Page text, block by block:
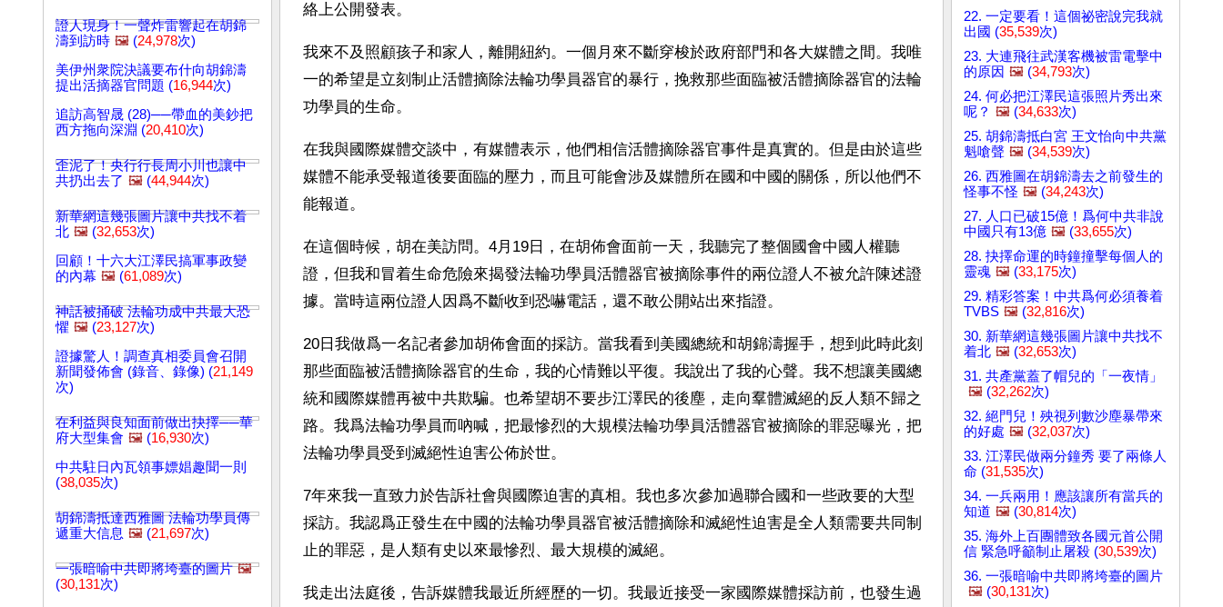
證人現身！一聲炸雷響起在胡錦
濤到訪時 🖼️ (24,978次)
美伊州衆院決議要布什向胡錦濤
提出活摘器官問題 (16,944次)
追訪高智晟 (28)──帶血的美鈔把
西方拖向深淵 (20,410次)
歪泥了！央行行長周小川也讓中
共扔出去了 🖼️ (44,944次)
新華網這幾張圖片讓中共找不着
北 🖼️ (32,653次)
回顧！十六大江澤民搞軍事政變
的內幕 🖼️ (61,089次)
神話被捅破 法輪功成中共最大恐
懼 🖼️ (23,127次)
證據驚人！調查真相委員會召開
新聞發佈會 (錄音、錄像) (21,149
次)
在利益與良知面前做出抉擇──華
府大型集會 🖼️ (16,930次)
中共駐日內瓦領事嫖娼趣聞一則
(38,035次)
胡錦濤抵達西雅圖 法輪功學員傳
遞重大信息 🖼️ (21,697次)
一張暗喻中共即將垮臺的圖片 🖼️
(30,131次)
絡上公開發表。
我來不及照顧孩子和家人，離開紐約。一個月來不斷穿梭於政府部門和各大媒體之間。我唯
一的希望是立刻制止活體摘除法輪功學員器官的暴行，挽救那些面臨被活體摘除器官的法輪
功學員的生命。
在我與國際媒體交談中，有媒體表示，他們相信活體摘除器官事件是真實的。但是由於這些
媒體不能承受報道後要面臨的壓力，而且可能會涉及媒體所在國和中國的關係，所以他們不
能報道。
在這個時候，胡在美訪問。4月19日，在胡佈會面前一天，我聽完了整個國會中國人權聽
證，但我和冒着生命危險來揭發法輪功學員活體器官被摘除事件的兩位證人不被允許陳述證
據。當時這兩位證人因爲不斷收到恐嚇電話，還不敢公開站出來指證。
20日我做爲一名記者參加胡佈會面的採訪。當我看到美國總統和胡錦濤握手，想到此時此刻
那些面臨被活體摘除器官的生命，我的心情難以平復。我說出了我的心聲。我不想讓美國總
統和國際媒體再被中共欺騙。也希望胡不要步江澤民的後塵，走向羣體滅絕的反人類不歸之
路。我爲法輪功學員而吶喊，把最慘烈的大規模法輪功學員活體器官被摘除的罪惡曝光，把
法輪功學員受到滅絕性迫害公佈於世。
7年來我一直致力於告訴社會與國際迫害的真相。我也多次參加過聯合國和一些政要的大型
採訪。我認爲正發生在中國的法輪功學員器官被活體摘除和滅絕性迫害是全人類需要共同制
止的罪惡，是人類有史以來最慘烈、最大規模的滅絕。
我走出法庭後，告訴媒體我最近所經歷的一切。我最近接受一家國際媒體採訪前，也發生過
22. 一定要看！這個祕密說完我就
出國 (35,539次)
23. 大連飛往武漢客機被雷電擊中
的原因 🖼️ (34,793次)
24. 何必把江澤民這張照片秀出來
呢？ 🖼️ (34,633次)
25. 胡錦濤抵白宮 王文怡向中共黨
魁嗆聲 🖼️ (34,539次)
26. 西雅圖在胡錦濤去之前發生的
怪事不怪 🖼️ (34,243次)
27. 人口已破15億！爲何中共非說
中國只有13億 🖼️ (33,655次)
28. 抉擇命運的時鐘撞擊每個人的
靈魂 🖼️ (33,175次)
29. 精彩答案！中共爲何必須養着
TVBS 🖼️ (32,816次)
30. 新華網這幾張圖片讓中共找不
着北 🖼️ (32,653次)
31. 共產黨蓋了帽兒的「一夜情」
🖼️ (32,262次)
32. 絕門兒！殃視列數沙塵暴帶來
的好處 🖼️ (32,037次)
33. 江澤民做兩分鐘秀 要了兩條人
命 (31,535次)
34. 一兵兩用！應該讓所有當兵的
知道 🖼️ (30,814次)
35. 海外上百團體致各國元首公開
信 緊急呼籲制止屠殺 (30,539次)
36. 一張暗喻中共即將垮臺的圖片
🖼️ (30,131次)